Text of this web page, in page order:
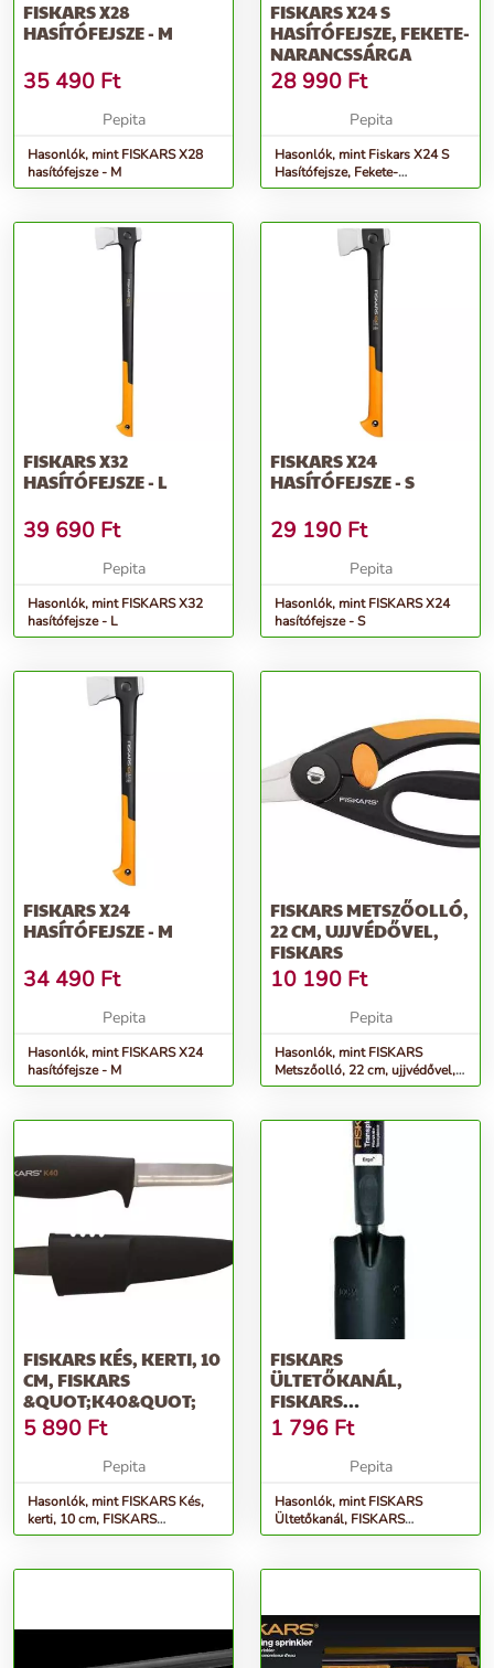
FISKARS X28
HASÍTÓFEJSZE - M
35 490 Ft
Pepita
Hasonlók, mint FISKARS X28
hasítófejsze - M
FISKARS X24 S
HASÍTÓFEJSZE, FEKETE-
NARANCSSÁRGA
28 990 Ft
Pepita
Hasonlók, mint Fiskars X24 S
Hasítófejsze, Fekete-
Narancssárga
FISKARS X32
HASÍTÓFEJSZE - L
39 690 Ft
Pepita
Hasonlók, mint FISKARS X32
hasítófejsze - L
FISKARS X24
HASÍTÓFEJSZE - S
29 190 Ft
Pepita
Hasonlók, mint FISKARS X24
hasítófejsze - S
FISKARS X24
HASÍTÓFEJSZE - M
34 490 Ft
Pepita
Hasonlók, mint FISKARS X24
hasítófejsze - M
FISKARS METSZŐOLLÓ,
22 CM, UJJVÉDŐVEL,
FISKARS
10 190 Ft
Pepita
Hasonlók, mint FISKARS
Metszőolló, 22 cm, ujjvédővel,
FISKARS
FISKARS KÉS, KERTI, 10
CM, FISKARS
&QUOT;K40&QUOT;
5 890 Ft
Pepita
Hasonlók, mint FISKARS Kés,
kerti, 10 cm, FISKARS
&quot;K40&quot;
FISKARS
ÜLTETŐKANÁL,
FISKARS
&QUOT;ERGO&QUOT;
1 796 Ft
Pepita
Hasonlók, mint FISKARS
Ültetőkanál, FISKARS
&quot;Ergo&quot;